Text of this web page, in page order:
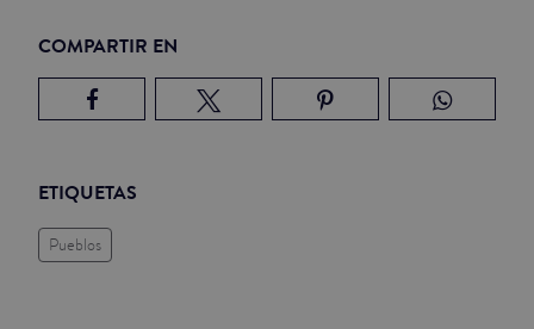
COMPARTIR EN
ETIQUETAS
Pueblos